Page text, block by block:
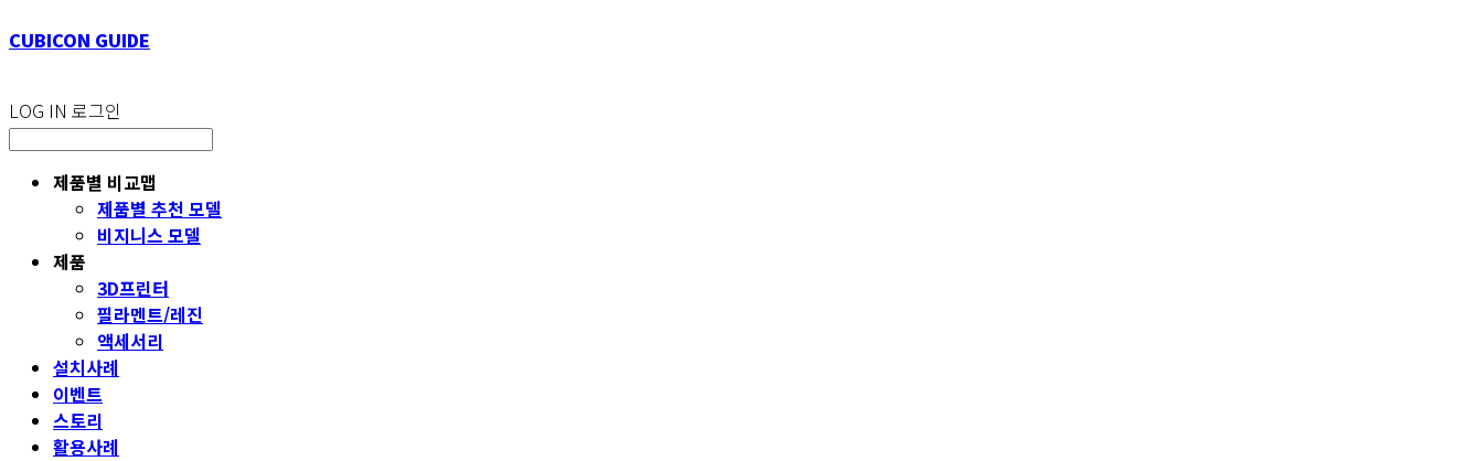
CUBICON GUIDE
LOG IN 로그인
제품별 비교맵
제품별 추천 모델
비지니스 모델
제품
3D프린터
필라멘트/레진
액세서리
설치사례
이벤트
스토리
활용사례